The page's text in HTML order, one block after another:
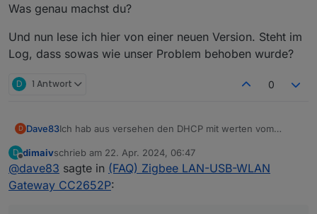
Was genau machst du?
Und nun lese ich hier von einer neuen Version. Steht im
Log, dass sowas wie unser Problem behoben wurde?
D 1 Antwort 0
D Dave83Ich hab aus versehen den DHCP mit werten vom
Eigentlich macht mein Router DHCP und dann war dort
ein hacken in den Eisntellungen. Weil es probleme
gab, hab ich gedacht, ich trag bei IP und GateWay die
Wie mach ich das wieder richtig?
D
Offline
dimaivschrieb am 22. Apr. 2024, 06:47
zuletzt editiert von
@dave83 sagte in (FAQ) Zigbee LAN-USB-WLAN
Gateway CC2652P: